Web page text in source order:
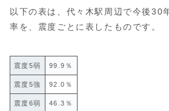
以下の表は、代々木駅周辺で今後30
率を、震度ごとに表したものです。
震度5弱 99.9％
震度5強 92.0％
震度6弱 46.3％